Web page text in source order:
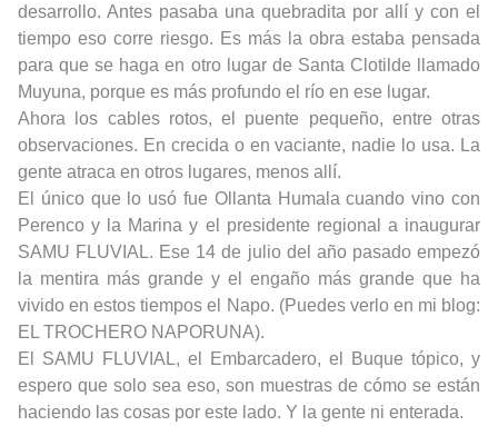
desarrollo. Antes pasaba una quebradita por allí y con el
tiempo eso corre riesgo. Es más la obra estaba pensada
para que se haga en otro lugar de Santa Clotilde llamado
Muyuna, porque es más profundo el río en ese lugar.
Ahora los cables rotos, el puente pequeño, entre otras
observaciones. En crecida o en vaciante, nadie lo usa. La
gente atraca en otros lugares, menos allí.
El único que lo usó fue Ollanta Humala cuando vino con
Perenco y la Marina y el presidente regional a inaugurar
SAMU FLUVIAL. Ese 14 de julio del año pasado empezó
la mentira más grande y el engaño más grande que ha
vivido en estos tiempos el Napo. (Puedes verlo en mi blog:
EL TROCHERO NAPORUNA).
El SAMU FLUVIAL, el Embarcadero, el Buque tópico, y
espero que solo sea eso, son muestras de cómo se están
haciendo las cosas por este lado. Y la gente ni enterada.